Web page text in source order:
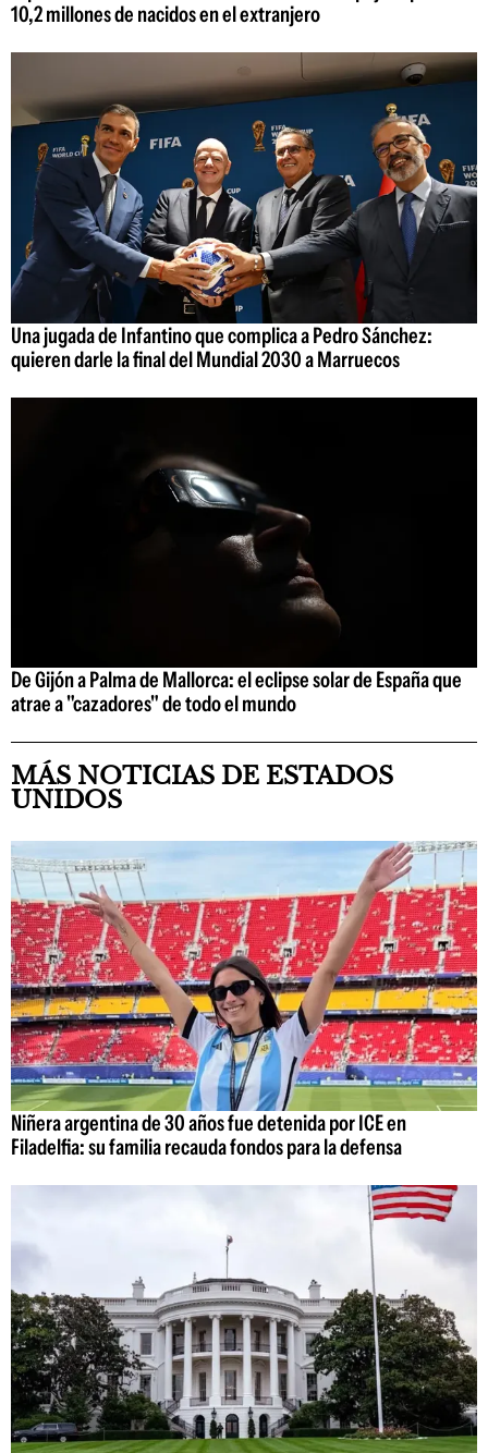
10,2 millones de nacidos en el extranjero
Una jugada de Infantino que complica a Pedro Sánchez:
quieren darle la final del Mundial 2030 a Marruecos
De Gijón a Palma de Mallorca: el eclipse solar de España que
atrae a "cazadores" de todo el mundo
MÁS NOTICIAS DE ESTADOS
UNIDOS
Niñera argentina de 30 años fue detenida por ICE en
Filadelfia: su familia recauda fondos para la defensa